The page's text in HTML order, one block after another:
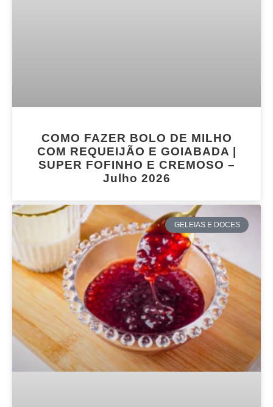
COMO FAZER BOLO DE MILHO
COM REQUEIJÃO E GOIABADA |
SUPER FOFINHO E CREMOSO –
Julho 2026
GELEIAS E DOCES